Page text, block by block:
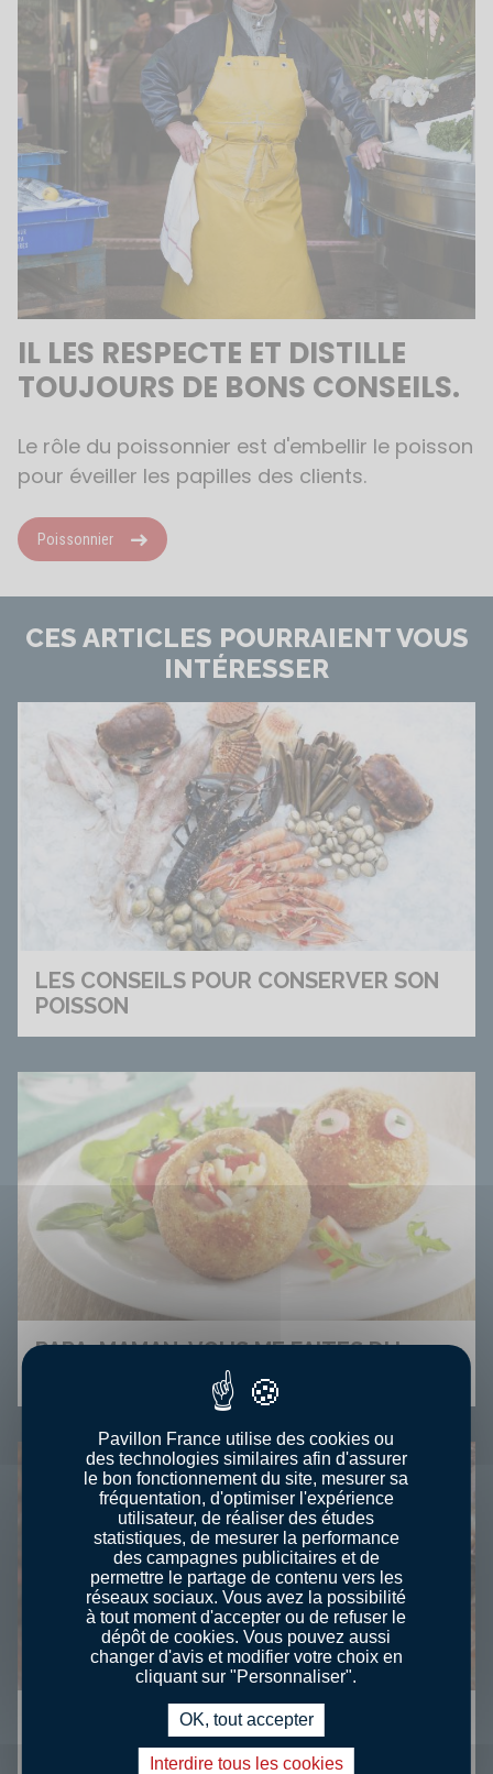
IL LES RESPECTE ET DISTILLE
TOUJOURS DE BONS CONSEILS.
Le rôle du poissonnier est d'embellir le poisson
pour éveiller les papilles des clients.
Poissonnier
CES ARTICLES POURRAIENT VOUS
INTÉRESSER
LES CONSEILS POUR CONSERVER SON
POISSON
PAPA, MAMAN, VOUS ME FAITES DU
COQUILLE SAINT-JACQUES : RECETTES
ET ASTUCES
Pavillon France utilise des cookies ou
des technologies similaires afin d'assurer
le bon fonctionnement du site, mesurer sa
fréquentation, d'optimiser l'expérience
utilisateur, de réaliser des études
statistiques, de mesurer la performance
des campagnes publicitaires et de
permettre le partage de contenu vers les
réseaux sociaux. Vous avez la possibilité
à tout moment d'accepter ou de refuser le
dépôt de cookies. Vous pouvez aussi
changer d'avis et modifier votre choix en
cliquant sur "Personnaliser".
OK, tout accepter
Interdire tous les cookies